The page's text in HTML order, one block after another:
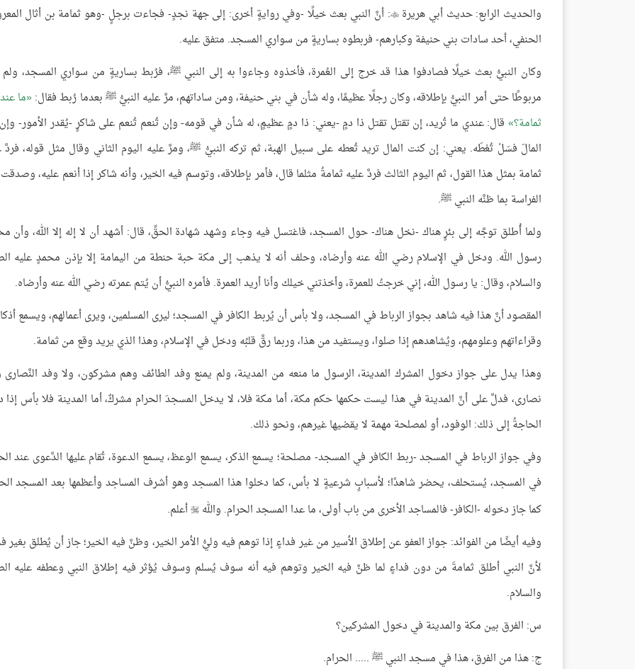
والحديث الرابع: حديث أبي هريرة: أنَّ النبي بعث خيلًا -وفي روايةٍ أخرى: إلى جهة نجدٍ- فجاءت برجلٍ -وهو ثمامة بن أثال
الحنفي، أحد سادات بني حنيفة وكبارهم- فربطوه بساريةٍ من سواري المسجد. متفق عليه.
وكان النبيُّ بعث خيلًا فصادفوا هذا قد خرج إلى العُمرة، فأخذوه وجاءوا به إلى النبي ﷺ، فرُبط بساريةٍ من سواري المسجد،
مربوطًا حتى أمر النبيُّ بإطلاقه، وكان رجلًا عظيمًا، وله شأن في بني حنيفة، ومن ساداتهم، مرَّ عليه النبيُّ ﷺ بعدما رُبط فقال: ما
ثمامة؟ قال: عندي ما تُريد، إن تقتل تقتل ذا دمٍ -يعني: ذا دمٍ عظيمٍ، له شأن في قومه- وإن تُنعم تُنعم على شاكرٍ -يُقدر الأمور-
المالَ فسَلْ تُعْطَه. يعني: إن كنت المال تريد تُعطه على سبيل الهبة، ثم تركه النبيُّ ﷺ، ومرَّ عليه اليوم الثاني وقال مثل قوله، فردَّ
ثمامة بمثل هذا القول، ثم اليوم الثالث فردَّ عليه ثمامةُ مثلما قال، فأمر بإطلاقه، وتوسم فيه الخير، وأنه شاكر إذا أنعم عليه،
الفراسة بما ظنَّه النبي ﷺ.
ولما أُطلق توجَّه إلى بئرٍ هناك -نخل هناك- حول المسجد، فاغتسل فيه وجاء وشهد شهادة الحقِّ، قال: أشهد أن لا إله إلا الله، وأن
رسول الله. ودخل في الإسلام رضي الله عنه وأرضاه، وحلف أنه لا يذهب إلى مكة حبة حنطة من اليمامة إلا بإذن محمدٍ عليه
والسلام، وقال: يا رسول الله، إني خرجتُ للعمرة، وأخذتني خيلك وأنا أريد العمرة. فأمره النبيُّ أن يُتم عمرته رضي الله عنه وأرضاه.
المقصود أنَّ هذا فيه شاهد بجواز الرباط في المسجد، ولا بأس أن يُربط الكافر في المسجد؛ ليرى المسلمين، ويرى أعمالهم، ويسمع
وقراءاتهم وعلومهم، ويُشاهدهم إذا صلوا، ويستفيد من هذا، وربما رقَّ قلبُه ودخل في الإسلام، وهذا الذي يريد وقع من ثمامة.
وهذا يدل على جواز دخول المشرك المدينة، الرسول ما منعه من المدينة، ولم يمنع وفد الطائف وهم مشركون، ولا وفد
نصارى، فدلَّ على أنَّ المدينة في هذا ليست حكمها حكم مكة، أما مكة فلا، لا يدخل المسجدَ الحرام مشركٌ، أما المدينة فلا بأس
الحاجةُ إلى ذلك: الوفود، أو لمصلحة مهمة لا يقضيها غيرهم، ونحو ذلك.
وفي جواز الرباط في المسجد -ربط الكافر في المسجد- مصلحة؛ يسمع الذكر، يسمع الوعظ، يسمع الدعوة، تُقام عليها الدَّعوى عند
في المسجد، يُستحلف، يحضر شاهدًا؛ لأسبابٍ شرعيةٍ لا بأس، كما دخلوا هذا المسجد وهو أشرف المساجد وأعظمها بعد المسجد
كما جاز دخوله -الكافر- فالمساجد الأخرى من باب أولى، ما عدا المسجد الحرام. والله  أعلم.
وفيه أيضًا من الفوائد: جواز العفو عن إطلاق الأسير من غير فداءٍ إذا توهم فيه وليُّ الأمر الخير، وظنَّ فيه الخير؛ جاز أن يُطلق بغير
لأنَّ النبي أطلق ثمامةَ من دون فداءٍ لما ظنَّ فيه الخير وتوهم فيه أنه سوف يُسلم وسوف يُؤثر فيه إطلاق النبي وعطفه عليه
والسلام.
س: الفرق بين مكة والمدينة في دخول المشركين؟
ج: هذا من الفرق، هذا في مسجد النبي ﷺ ..... الحرام.